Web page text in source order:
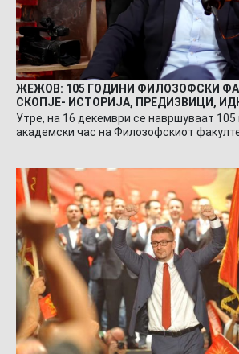
ЖЕЖОВ: 105 ГОДИНИ ФИЛОЗОФСКИ
СКОПЈЕ- ИСТОРИЈА, ПРЕДИЗВИЦИ,
Утре, на 16 декември се навршуваат 105
академски час на Филозофскиот